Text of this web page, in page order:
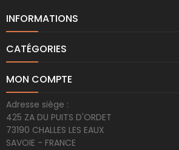
INFORMATIONS
CATÉGORIES
MON COMPTE
Adresse siège :
425 ZA DU PUITS D'ORDET
73190 CHALLES LES EAUX
SAVOIE - FRANCE